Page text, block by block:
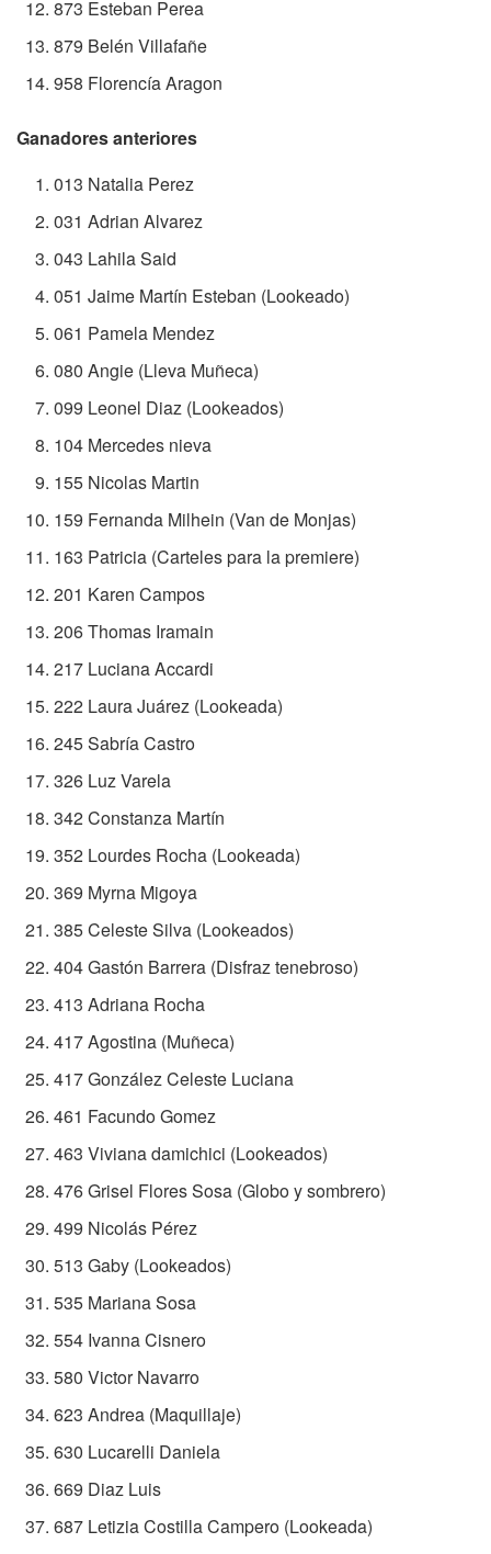
873 Esteban Perea
879 Belén Villafañe
958 Florencía Aragon
Ganadores anteriores
013 Natalia Perez
031 Adrian Alvarez
043 Lahila Said
051 Jaime Martín Esteban (Lookeado)
061 Pamela Mendez
080 Angie (Lleva Muñeca)
099 Leonel Diaz (Lookeados)
104 Mercedes nieva
155 Nicolas Martin
159 Fernanda Milhein (Van de Monjas)
163 Patricia (Carteles para la premiere)
201 Karen Campos
206 Thomas Iramain
217 Luciana Accardi
222 Laura Juárez (Lookeada)
245 Sabría Castro
326 Luz Varela
342 Constanza Martín
352 Lourdes Rocha (Lookeada)
369 Myrna Migoya
385 Celeste Silva (Lookeados)
404 Gastón Barrera (Disfraz tenebroso)
413 Adriana Rocha
417 Agostina (Muñeca)
417 González Celeste Luciana
461 Facundo Gomez
463 Viviana damichici (Lookeados)
476 Grisel Flores Sosa (Globo y sombrero)
499 Nicolás Pérez
513 Gaby (Lookeados)
535 Mariana Sosa
554 Ivanna Cisnero
580 Victor Navarro
623 Andrea (Maquillaje)
630 Lucarelli Daniela
669 Diaz Luis
687 Letizia Costilla Campero (Lookeada)